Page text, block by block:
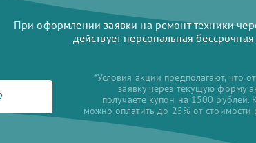
При оформлении заявки на ремонт техники
действует персональная
*Условия акции предполагают, что
заявку через текущую форму
получаете купон на 1500 рублей.
можно оплатить до 25% от стоимости